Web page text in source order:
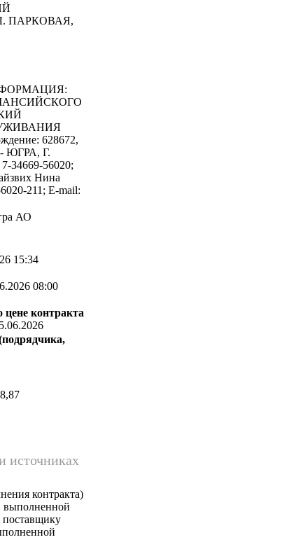
ПАРКОВАЯ,
628672,
Г.
56020;
Нина
211; E-mail:
АО
15:34
08:00
контракта
источниках
контракта)
выполненной
поставщику